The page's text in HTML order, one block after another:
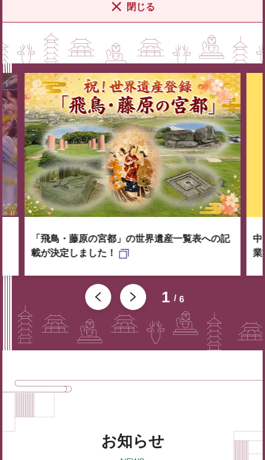
閉じる
1 6
「飛鳥・藤原の宮都」の世界遺産一覧表への記
載が決定しました！
中
業
お知らせ